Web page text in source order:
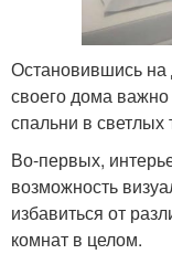
Остановившись
своего дома важно
спальни в светлых
Во-первых,
возможность
избавиться от
комнат в целом.